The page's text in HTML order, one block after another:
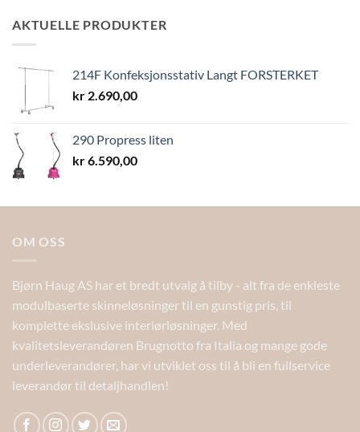
AKTUELLE PRODUKTER
214F Konfeksjonsstativ Langt FORSTERKET
kr 2.690,00
290 Propress liten
kr6.590,00
OM OSS
Bjørn Haug AS har et bredt utvalg å tilby - alt fra de enkleste
modulbaserte skinneløsninger til en gunstig pris, til
komplette ekslusive interiørløsninger. Med
kvalitetsleverandøren Brugnotto fra Italia og mange gode
underleverandører, har vi utviklet oss til å bli en fullservice
leverandør til detaljhandlen!